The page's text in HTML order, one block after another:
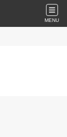
MENU